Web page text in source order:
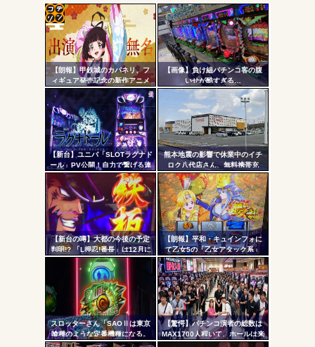
ワイ、パチンコ屋店員の目の前で会員カードを握り潰し
「今までありがとう」と...
無職のパチンコカス(22)なんやが、ワイの人生どれくらい
ヤバいか教えて？...
AngelBeats!とかいうクソアニメの思い出ｗｗｗ
Powered by livedoor 相互RSS
【朗報】甲鉄城のカバネリ、フ
ィギュア発売記念の新作アニメ
が公開される！無名ちゃんでっ
っっっっっっっっかｗｗｗ
【画像】負け組パチンコ客の腹
いせが酷すぎる…
【新台】ユニバ「SLOTラグナド
ール」PV公開！自力で繋げる連
鎖の爽怪感！！！
熊本地震の影響で休業中のイチ
ロク八代店さん、無料携帯充
電・24時間の仮設トイレ解放・
飲料水の無料配布を開始
【新台の噂】大都の今後の予定
判明!? 「L押忍!番長」は12月に
登場か
【朗報】平和・キュインフォに
て乙女5の「乙女アタック系」
「繚乱の刻系」の連続演出信頼
度が公開される！みんなの体感
と比べてどうよ？
スロッターさん「SAOⅡは東京
喰種のような定番機種になる。
ネガティブ要素が無さすぎてズ
【驚愕】パチンコ演者の総数は
MAX1700人程いて、ホールは来
店イベントなどに年間で約280億
コテ
リン
- 固
定リ
ンク
自動
更新
ツー
ル